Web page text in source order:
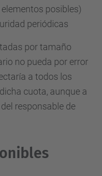
posibles)
periódicas
por tamaño
no pueda por error
a todos los
cuota, aunque a
responsable de